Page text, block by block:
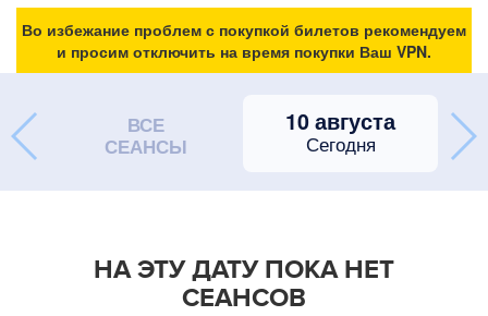
Во избежание проблем с покупкой билетов рекомендуем
и просим отключить на время покупки Ваш VPN.
ВСЕ
СЕАНСЫ
10 августа
Сегодня
НА ЭТУ ДАТУ ПОКА НЕТ
СЕАНСОВ